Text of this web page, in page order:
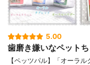
5.00
歯磨き嫌いなペット
【ペッツパル】「オーラ